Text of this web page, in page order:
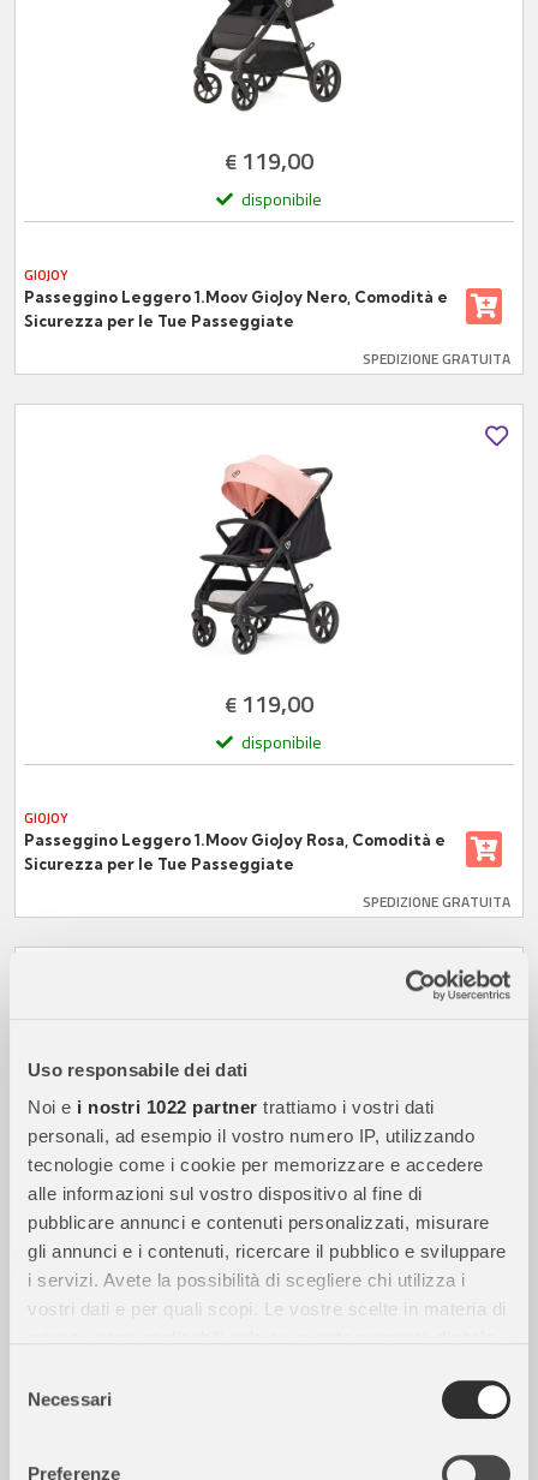
Uso responsabile dei dati
Noi e i nostri 1022 partner trattiamo i vostri dati
personali, ad esempio il vostro numero IP, utilizzando
tecnologie come i cookie per memorizzare e accedere
alle informazioni sul vostro dispositivo al fine di
pubblicare annunci e contenuti personalizzati, misurare
gli annunci e i contenuti, ricercare il pubblico e sviluppare
i servizi. Avete la possibilità di scegliere chi utilizza i
vostri dati e per quali scopi. Le vostre scelte in materia di
modificare o revocare il proprio consenso in qualsiasi
momento dalla Dichiarazione sui cookie o facendo clic
delNecessari
Preferenze
€ 119,00
disponibile
GIOJOY
Passeggino Leggero 1.Moov GioJoy Nero, Comodità e
Sicurezza per le Tue Passeggiate
SPEDIZIONE GRATUITA
€ 119,00
disponibile
GIOJOY
Passeggino Leggero 1.Moov GioJoy Rosa, Comodità e
Sicurezza per le Tue Passeggiate
SPEDIZIONE GRATUITA
€ 119,00
disponibile
e Sicurezza per le Tue Passeggiate